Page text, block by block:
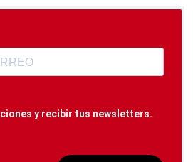
y recibir tus newsletters.